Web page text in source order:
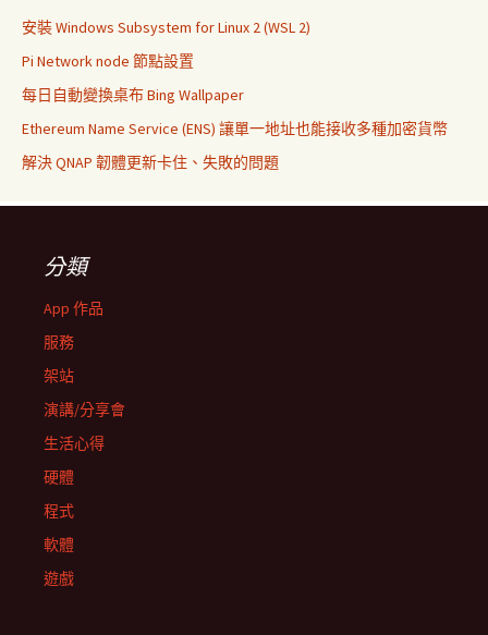
安裝 Windows Subsystem for Linux 2 (WSL 2)
Pi Network node 節點設置
每日自動變換桌布 Bing Wallpaper
Ethereum Name Service (ENS) 讓單一地址也能接收多種加密貨幣
解決 QNAP 韌體更新卡住、失敗的問題
分類
App 作品
服務
架站
演講/分享會
生活心得
硬體
程式
軟體
遊戲